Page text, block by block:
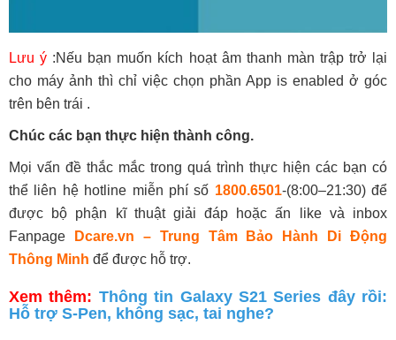
Lưu ý :Nếu bạn muốn kích hoạt âm thanh màn trập trở lại
cho máy ảnh thì chỉ việc chọn phần App is enabled ở góc
trên bên trái .
Chúc các bạn thực hiện thành công.
Mọi vấn đề thắc mắc trong quá trình thực hiện các bạn có
thể liên hệ hotline miễn phí số 1800.6501-(8:00–21:30) để
được bộ phận kĩ thuật giải đáp hoặc ấn like và inbox
Fanpage
Dcare.vn – Trung Tâm Bảo Hành Di Động
Thông Minh để được hỗ trợ.
Xem thêm: Thông tin Galaxy S21 Series đây rồi:
Hỗ trợ S-Pen, không sạc, tai nghe?